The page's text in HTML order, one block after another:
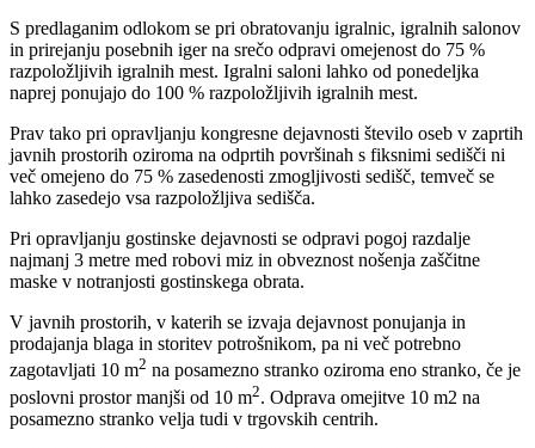
S predlaganim odlokom se pri obratovanju igralnic, igralnih salonov
in prirejanju posebnih iger na srečo odpravi omejenost do 75 %
razpoložljivih igralnih mest. Igralni saloni lahko od ponedeljka
naprej ponujajo do 100 % razpoložljivih igralnih mest.
Prav tako pri opravljanju kongresne dejavnosti število oseb v zaprtih
javnih prostorih oziroma na odprtih površinah s fiksnimi sedišči ni
več omejeno do 75 % zasedenosti zmogljivosti sedišč, temveč se
lahko zasedejo vsa razpoložljiva sedišča.
Pri opravljanju gostinske dejavnosti se odpravi pogoj razdalje
najmanj 3 metre med robovi miz in obveznost nošenja zaščitne
maske v notranjosti gostinskega obrata.
V javnih prostorih, v katerih se izvaja dejavnost ponujanja in
prodajanja blaga in storitev potrošnikom, pa ni več potrebno
zagotavljati 10 m2 na posamezno stranko oziroma eno stranko, če je
poslovni prostor manjši od 10 m2. Odprava omejitve 10 m2 na
posamezno stranko velja tudi v trgovskih centrih.